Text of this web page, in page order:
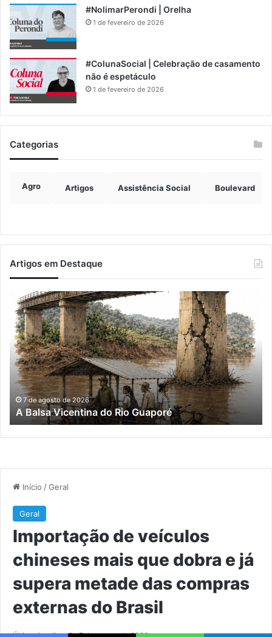
#NolimarPerondi | Orelha
1 de fevereiro de 2026
#ColunaSocial | Celebração de casamento
não é espetáculo
1 de fevereiro de 2026
Categorias
Agro Artigos Assistência Social Boulevard
Artigos em Destaque
Balsa
Vicentina
do
Rio
Guaporé
7 de agosto de 2026
A Balsa Vicentina do Rio Guaporé